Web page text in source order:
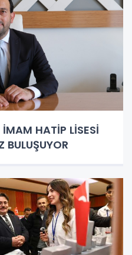
HATİP LİSESİ
BULUŞUYOR